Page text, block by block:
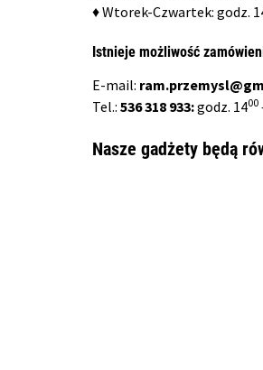
♦ Wtorek-Czwartek: godz.
Istnieje możliwość
E-mail:
Tel.: 536 318 933:godz. 1400
Nasze gadżety będą